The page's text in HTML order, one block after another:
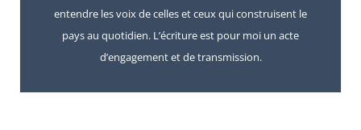
entendre les voix de celles et ceux qui construisent le
pays au quotidien. L’écriture est pour moi un acte
d’engagement et de transmission.